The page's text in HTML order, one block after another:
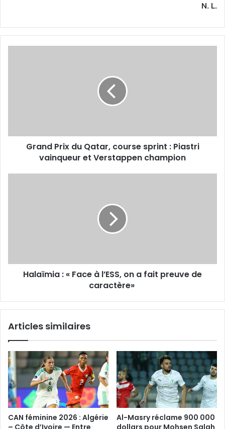
N. L.
vainqueur
Verstappen
Grand Prix du Qatar, course sprint : Piastri
vainqueur et Verstappen champion
preuve
Halaïmia : « Face à l’ESS, on a fait preuve de
caractère»
Articles similaires
CAN féminine 2026 : Algérie
– Côte d’Ivoire — Entre
Al-Masry réclame 900 000
dollars pour Mohsen Salah